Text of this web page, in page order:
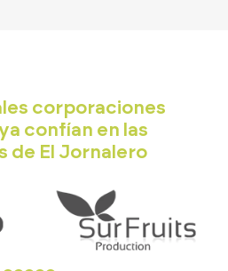
corporaciones
confían en las
de El Jornalero